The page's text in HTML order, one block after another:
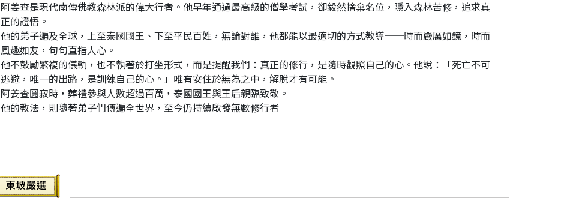
阿姜查是現代南傳佛教森林派的偉大行者。他早年通過最高級的僧學考試，卻毅然捨棄名位，隱入森林苦修，追求真
正的證悟。
他的弟子遍及全球，上至泰國國王、下至平民百姓，無論對誰，他都能以最適切的方式教導──時而嚴厲如鏡，時而
風趣如友，句句直指人心。
他不鼓勵繁複的儀軌，也不執著於打坐形式，而是提醒我們：真正的修行，是隨時觀照自己的心。他說：「死亡不可
逃避，唯一的出路，是訓練自己的心。」唯有安住於無為之中，解脫才有可能。
阿姜查圓寂時，葬禮參與人數超過百萬，泰國國王與王后親臨致敬。
他的教法，則隨著弟子們傳遍全世界，至今仍持續啟發無數修行者